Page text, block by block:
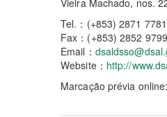
Vieira Machado, nos.
Tel.：(+853) 2871 7781
Fax：(+853) 2852 9799
Email：
Website： http://
Marcação prévia online: